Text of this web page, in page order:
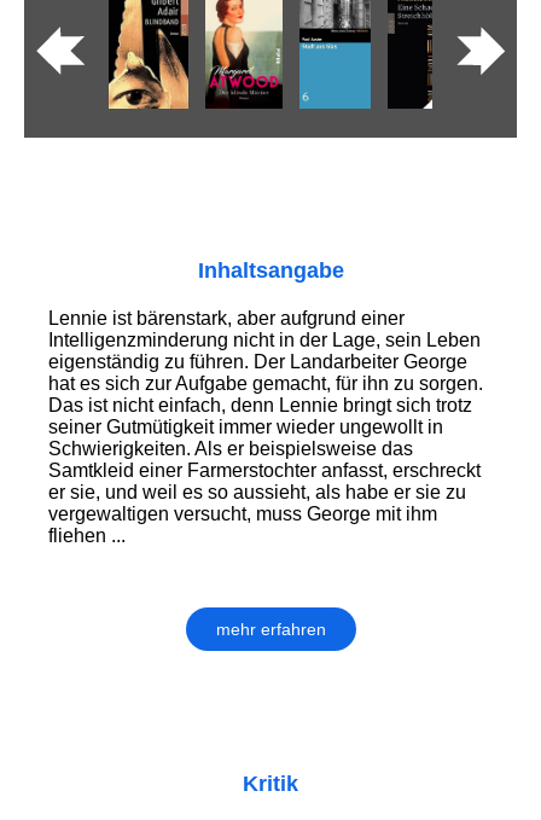
Inhaltsangabe
Lennie ist bärenstark, aber aufgrund einer
Intelligenzminderung nicht in der Lage, sein Leben
eigenständig zu führen. Der Land­arbeiter George
hat es sich zur Aufgabe gemacht, für ihn zu sorgen.
Das ist nicht einfach, denn Lennie bringt sich trotz
seiner Gutmütigkeit immer wieder ungewollt in
Schwierigkeiten. Als er beispielsweise das
Samtkleid einer Farmerstochter anfasst, erschreckt
er sie, und weil es so aussieht, als habe er sie zu
vergewaltigen versucht, muss George mit ihm
fliehen ...
mehr erfahren
Kritik